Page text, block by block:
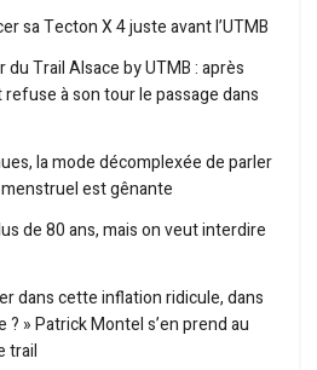
sa Tecton X 4 juste avant l’UTMB
Trail Alsace by UTMB : après
à son tour le passage dans
la mode décomplexée de parler
est gênante
de 80 ans, mais on veut interdire
dans cette inflation ridicule, dans
» Patrick Montel s’en prend au
trail